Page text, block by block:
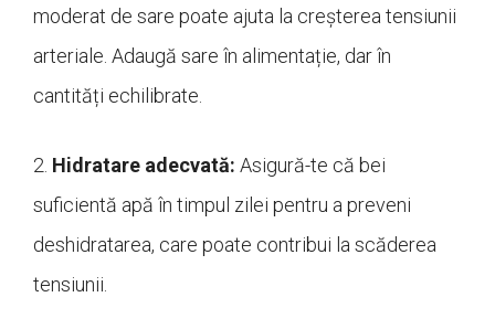
moderat de sare poate ajuta la creșterea tensiunii
arteriale. Adaugă sare în alimentație, dar în
cantități echilibrate.
2. Hidratare adecvată: Asigură-te că bei
suficientă apă în timpul zilei pentru a preveni
deshidratarea, care poate contribui la scăderea
tensiunii.